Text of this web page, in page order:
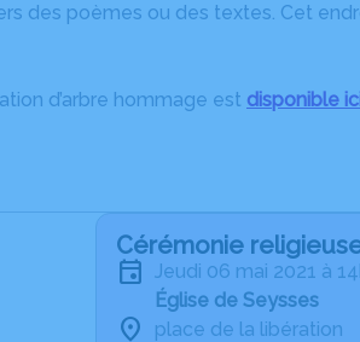
des poèmes ou des textes. Cet
d’arbre hommage est disponible
Cérémonie
jeudi 06 mai 2021 à
Église de Seysses
place de la libération